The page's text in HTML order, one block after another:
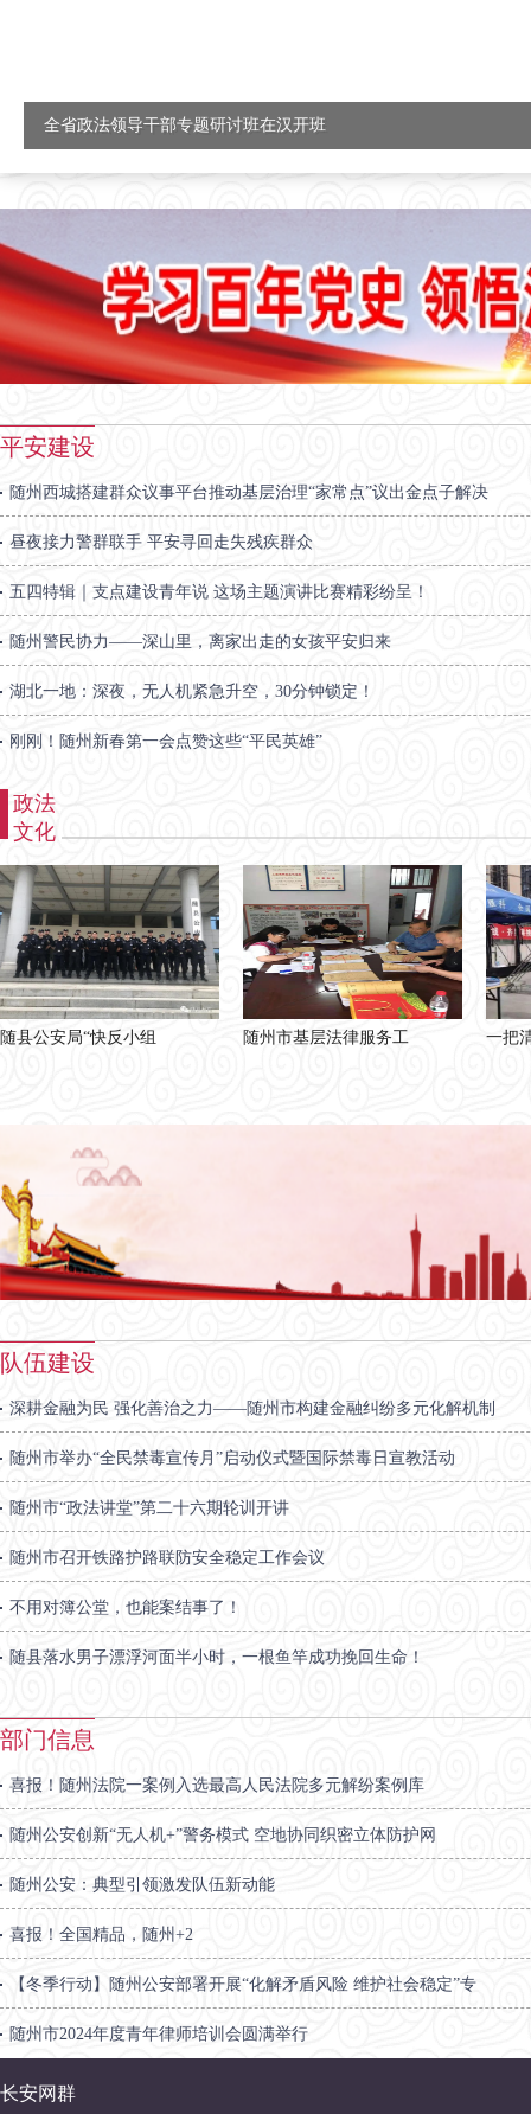
全省政法领导干部专题研讨班在汉开班
平安建设
随州西城搭建群众议事平台推动基层治理“家常点”议出金点子解决
昼夜接力警群联手 平安寻回走失残疾群众
五四特辑｜支点建设青年说 这场主题演讲比赛精彩纷呈！
随州警民协力——深山里，离家出走的女孩平安归来
湖北一地：深夜，无人机紧急升空，30分钟锁定！
刚刚！随州新春第一会点赞这些“平民英雄”
政法
文化
随县公安局“快反小组 随州市基层法律服务工 一把
队伍建设
深耕金融为民 强化善治之力——随州市构建金融纠纷多元化解机制
随州市举办“全民禁毒宣传月”启动仪式暨国际禁毒日宣教活动
随州市“政法讲堂”第二十六期轮训开讲
随州市召开铁路护路联防安全稳定工作会议
不用对簿公堂，也能案结事了！
随县落水男子漂浮河面半小时，一根鱼竿成功挽回生命！
部门信息
喜报！随州法院一案例入选最高人民法院多元解纷案例库
随州公安创新“无人机+”警务模式 空地协同织密立体防护网
随州公安：典型引领激发队伍新动能
喜报！全国精品，随州+2
【冬季行动】随州公安部署开展“化解矛盾风险 维护社会稳定”专
随州市2024年度青年律师培训会圆满举行
长安网群